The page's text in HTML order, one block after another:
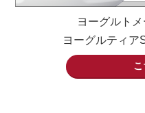
ヨーグルト
ヨーグルティア
こ